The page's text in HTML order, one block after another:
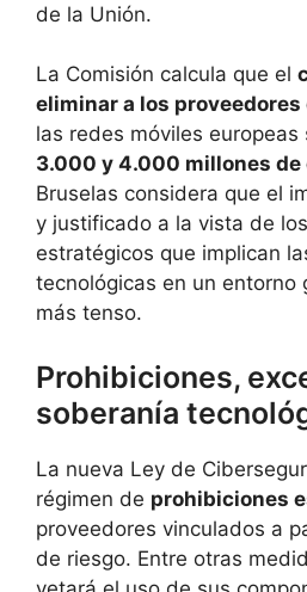
de la Unión.
La Comisión calcula que el
eliminar a los
las redes móviles europeas
3.000 y 4.000 millones de
Bruselas considera que el
y justificado a la vista de
estratégicos que implican
tecnológicas en un entorno
más tenso.
Prohibiciones,
soberanía
La nueva Ley de
régimen de prohibiciones
proveedores vinculados a
de riesgo. Entre otras